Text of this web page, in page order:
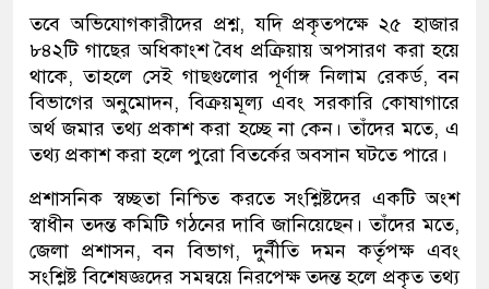
তবে অভিযোগকারীদের প্রশ্ন, যদি প্রকৃতপক্ষে ২৫ হাজার
৮৪২টি গাছের অধিকাংশ বৈধ প্রক্রিয়ায় অপসারণ করা হয়ে
থাকে, তাহলে সেই গাছগুলোর পূর্ণাঙ্গ নিলাম রেকর্ড, বন
বিভাগের অনুমোদন, বিক্রয়মূল্য এবং সরকারি কোষাগারে
অর্থ জমার তথ্য প্রকাশ করা হচ্ছে না কেন। তাঁদের মতে, এ
তথ্য প্রকাশ করা হলে পুরো বিতর্কের অবসান ঘটতে পারে।
প্রশাসনিক স্বচ্ছতা নিশ্চিত করতে সংশ্লিষ্টদের একটি অংশ
স্বাধীন তদন্ত কমিটি গঠনের দাবি জানিয়েছেন। তাঁদের মতে,
জেলা প্রশাসন, বন বিভাগ, দুর্নীতি দমন কর্তৃপক্ষ এবং
সংশ্লিষ্ট বিশেষজ্ঞদের সমন্বয়ে নিরপেক্ষ তদন্ত হলে প্রকৃত তথ্য